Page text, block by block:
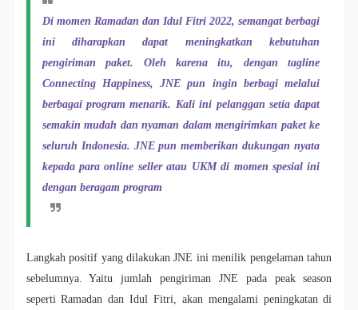
Di momen Ramadan dan Idul Fitri 2022, semangat berbagi
ini diharapkan dapat meningkatkan kebutuhan
pengiriman paket. Oleh karena itu, dengan tagline
Connecting Happiness, JNE pun ingin berbagi melalui
berbagai program menarik. Kali ini pelanggan setia dapat
semakin mudah dan nyaman dalam mengirimkan paket ke
seluruh Indonesia. JNE pun memberikan dukungan nyata
kepada para online seller atau UKM di momen spesial ini
dengan beragam program
Langkah positif yang dilakukan JNE ini menilik pengelaman tahun
sebelumnya. Yaitu jumlah pengiriman JNE pada peak season
seperti Ramadan dan Idul Fitri, akan mengalami peningkatan di